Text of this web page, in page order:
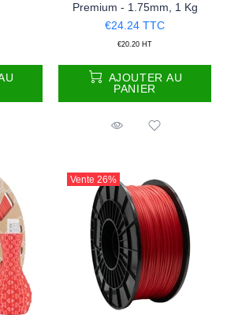
Premium - 1.75mm, 1 Kg
€24.24 TTC
€20.20 HT
AJOUTER AU
PANIER
Vente 26%